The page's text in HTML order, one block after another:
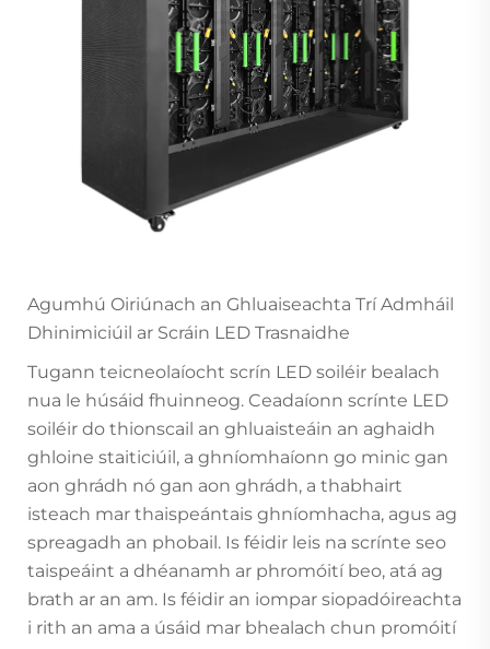
Agumhú Oiriúnach an Ghluaiseachta Trí Admháil
Dhinimiciúil ar Scráin LED Trasnaidhe
Tugann teicneolaíocht scrín LED soiléir bealach
nua le húsáid fhuinneog. Ceadaíonn scrínte LED
soiléir do thionscail an ghluaisteáin an aghaidh
ghloine staiticiúil, a ghníomhaíonn go minic gan
aon ghrádh nó gan aon ghrádh, a thabhairt
isteach mar thaispeántais ghníomhacha, agus ag
spreagadh an phobail. Is féidir leis na scrínte seo
taispeáint a dhéanamh ar phromóití beo, atá ag
brath ar an am. Is féidir an iompar siopadóireachta
i rith an ama a úsáid mar bhealach chun promóití